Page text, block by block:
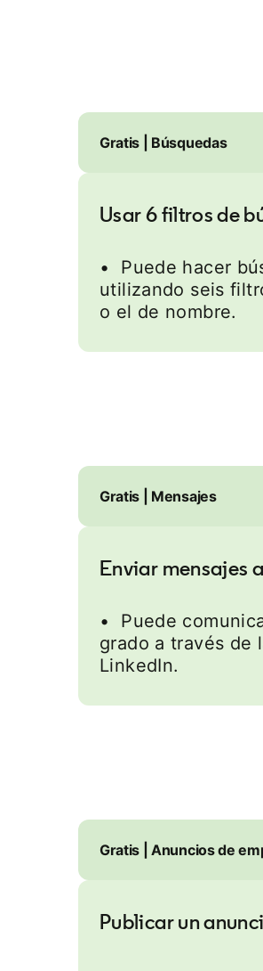
Gratis | Búsquedas
Usar 6 filtros de
• Puede hacer
utilizando seis
o el de nombre.
Gratis | Mensajes
Enviar mensajes
• Puede
grado a través de
LinkedIn.
Gratis | Anuncios de
Publicar un